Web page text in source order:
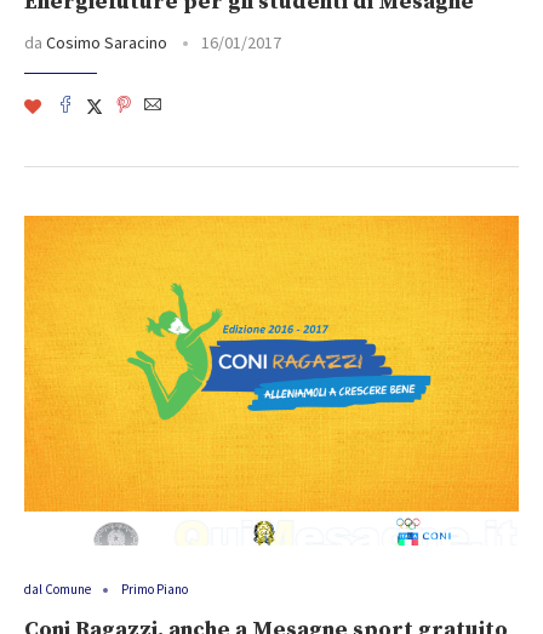
da Cosimo Saracino 16/01/2017
dal Comune Primo Piano